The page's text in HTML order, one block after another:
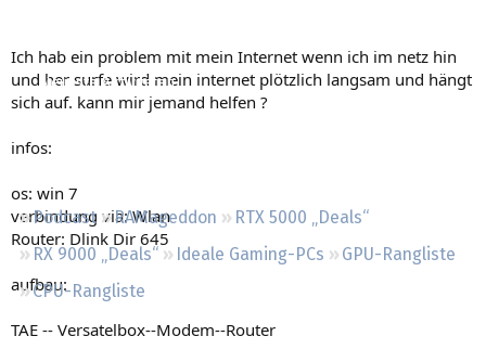
Neueste Aktivitäten
Regeln
Podcast RAMageddon
RTX 5000 „Deals“
RX 9000 „Deals“
Ideale Gaming-PCs
GPU-Rangliste
CPU-Rangliste
Ich hab ein problem mit mein Internet wenn ich im netz hin
und her surfe wird mein internet plötzlich langsam und hängt
sich auf. kann mir jemand helfen ?
infos:
os: win 7
verbindung via: Wlan
Router: Dlink Dir 645
aufbau:
TAE -- Versatelbox--Modem--Router